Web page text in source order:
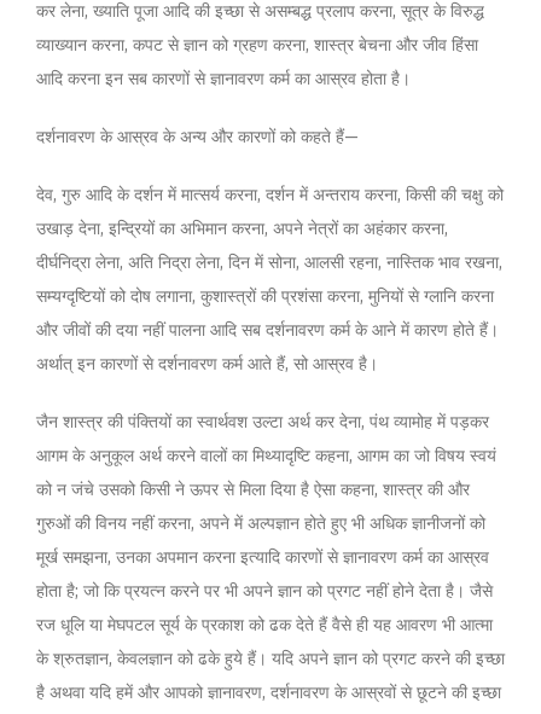
कर लेना, ख्याति पूजा आदि की इच्छा से असम्बद्ध प्रलाप करना, सूत्र के विरुद्ध
व्याख्यान करना, कपट से ज्ञान को ग्रहण करना, शास्त्र बेचना और जीव हिंसा
आदि करना इन सब कारणों से ज्ञानावरण कर्म का आस्रव होता है।
दर्शनावरण के आस्रव के अन्य और कारणों को कहते हैं—
देव, गुरु आदि के दर्शन में मात्सर्य करना, दर्शन में अन्तराय करना, किसी की चक्षु को
उखाड़ देना, इन्द्रियों का अभिमान करना, अपने नेत्रों का अहंकार करना,
दीर्घनिद्रा लेना, अति निद्रा लेना, दिन में सोना, आलसी रहना, नास्तिक भाव रखना,
सम्यग्दृष्टियों को दोष लगाना, कुशास्त्रों की प्रशंसा करना, मुनियों से ग्लानि करना
और जीवों की दया नहीं पालना आदि सब दर्शनावरण कर्म के आने में कारण होते हैं।
अर्थात् इन कारणों से दर्शनावरण कर्म आते हैं, सो आस्रव है।
जैन शास्त्र की पंक्तियों का स्वार्थवश उल्टा अर्थ कर देना, पंथ व्यामोह में पड़कर
आगम के अनुकूल अर्थ करने वालों का मिथ्यादृष्टि कहना, आगम का जो विषय स्वयं
को न जंचे उसको किसी ने ऊपर से मिला दिया है ऐसा कहना, शास्त्र की और
गुरुओं की विनय नहीं करना, अपने में अल्पज्ञान होते हुए भी अधिक ज्ञानीजनों को
मूर्ख समझना, उनका अपमान करना इत्यादि कारणों से ज्ञानावरण कर्म का आस्रव
होता है; जो कि प्रयत्न करने पर भी अपने ज्ञान को प्रगट नहीं होने देता है। जैसे
रज धूलि या मेघपटल सूर्य के प्रकाश को ढक देते हैं वैसे ही यह आवरण भी आत्मा
के श्रुतज्ञान, केवलज्ञान को ढके हुये हैं। यदि अपने ज्ञान को प्रगट करने की इच्छा
है अथवा यदि हमें और आपको ज्ञानावरण, दर्शनावरण के आस्रवों से छूटने की इच्छा